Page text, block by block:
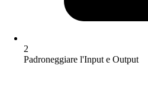
2
Padroneggiare l'Input e Output